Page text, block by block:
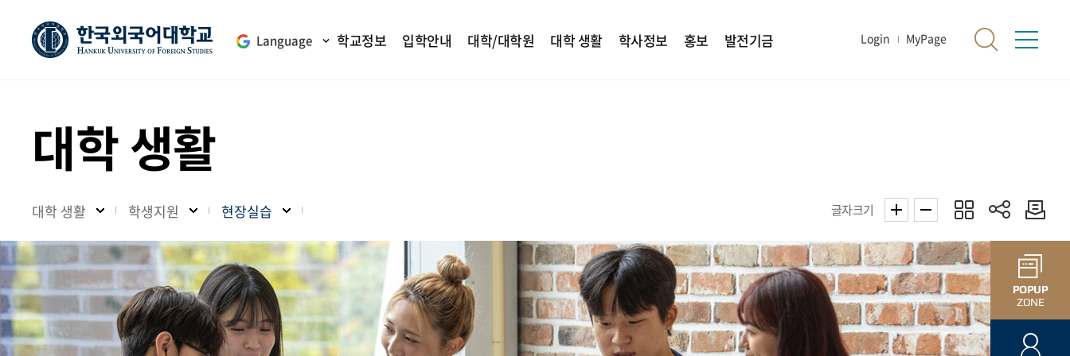
Language 학교정보 입학안내 대학/대학원 대학 생활 학사정보 홍보 발전기금 Login MyPage
대학 생활
대학 생활 학생지원 현장실습 글자크기
POPUP
ZONE